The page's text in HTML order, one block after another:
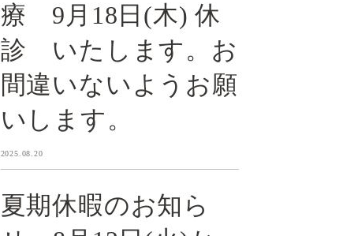
療 9月18日(木) 休
診 いたします。お
間違いないようお願
いします。
2025.08.20
夏期休暇のお知ら